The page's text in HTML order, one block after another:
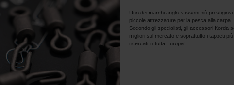
Uno dei marchi anglo-sassoni più prestigiosi
piccole attrezzature per la pesca alla carpa.
Secondo gli specialisti, gli accessori Korda
migliori sul mercato e soprattutto i tappeti più
ricercati in tutta Europa!